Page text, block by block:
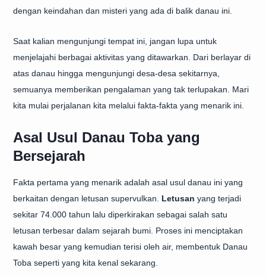
dengan keindahan dan misteri yang ada di balik danau ini.
Saat kalian mengunjungi tempat ini, jangan lupa untuk
menjelajahi berbagai aktivitas yang ditawarkan. Dari berlayar di
atas danau hingga mengunjungi desa-desa sekitarnya,
semuanya memberikan pengalaman yang tak terlupakan. Mari
kita mulai perjalanan kita melalui fakta-fakta yang menarik ini.
Asal Usul Danau Toba yang
Bersejarah
Fakta pertama yang menarik adalah asal usul danau ini yang
berkaitan dengan letusan supervulkan. Letusan yang terjadi
sekitar 74.000 tahun lalu diperkirakan sebagai salah satu
letusan terbesar dalam sejarah bumi. Proses ini menciptakan
kawah besar yang kemudian terisi oleh air, membentuk Danau
Toba seperti yang kita kenal sekarang.